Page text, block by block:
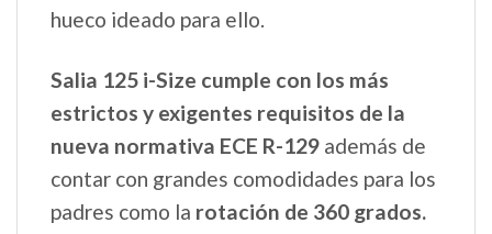
hueco ideado para ello.
Salia 125 i-Size cumple con los más
estrictos y exigentes requisitos de la
nueva normativa ECE R-129 además de
contar con grandes comodidades para los
padres como la rotación de 360 grados.